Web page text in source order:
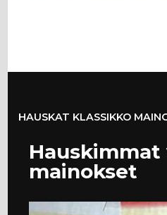
HAUSKAT KLASSIKKO
Hauskimmat
mainokset